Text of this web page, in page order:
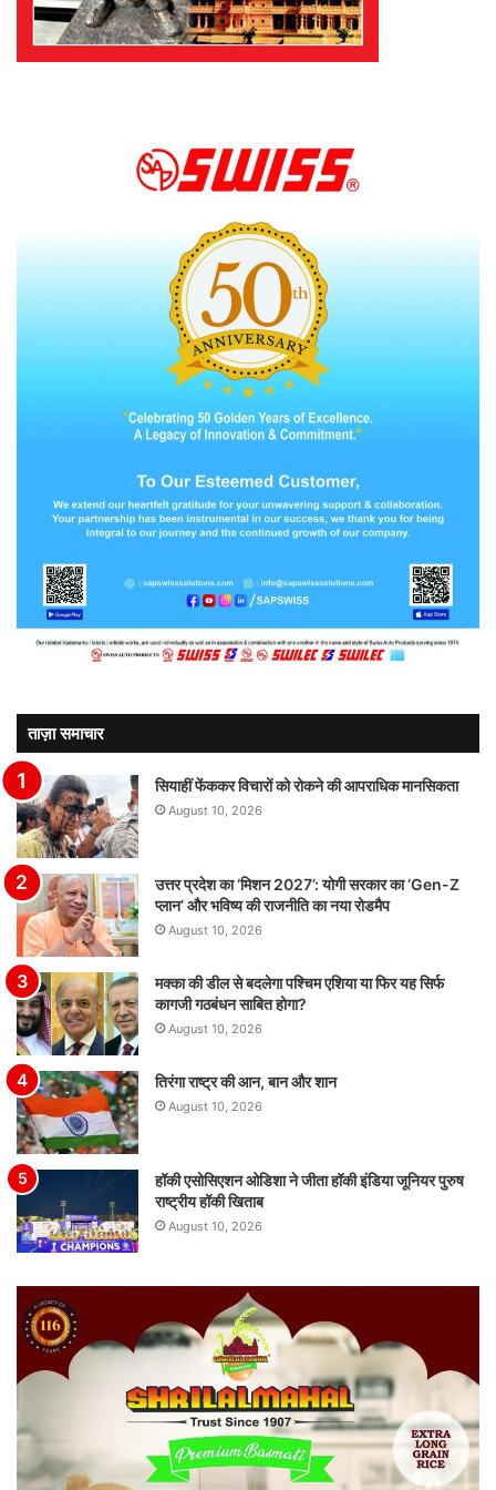
ताज़ा समाचार
सियाहीं फेंककर विचारों को रोकने की आपराधिक मानसिकता
August 10, 2026
उत्तर प्रदेश का ‘मिशन 2027’: योगी सरकार का ‘Gen-Z
प्लान’ और भविष्य की राजनीति का नया रोडमैप
August 10, 2026
मक्का की डील से बदलेगा पश्चिम एशिया या फिर यह सिर्फ
कागजी गठबंधन साबित होगा?
August 10, 2026
तिरंगा राष्ट्र की आन, बान और शान
August 10, 2026
हॉकी एसोसिएशन ओडिशा ने जीता हॉकी इंडिया जूनियर पुरुष
राष्ट्रीय हॉकी खिताब
August 10, 2026